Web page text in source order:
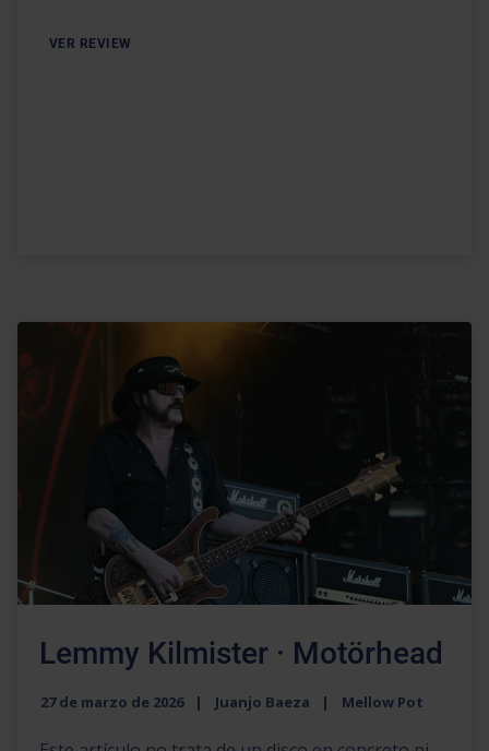
VER REVIEW
Lemmy Kilmister · Motörhead
27 de marzo de 2026 Juanjo Baeza Mellow Pot